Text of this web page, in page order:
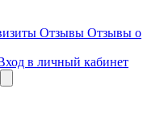
Отзывы Отзывы о
в личный кабинет